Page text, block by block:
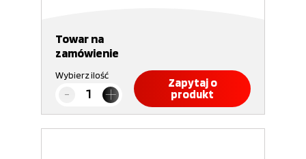
Towar na
zamówienie
Wybierz ilość
Zapytaj o
produkt